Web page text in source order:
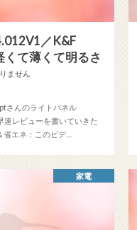
／K&F
て薄くて明るさ
ません
さんのライトパネル
速レビューを書いていきた
エネ：このビデ…
家電